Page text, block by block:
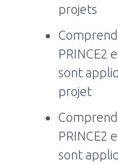
projets
PRINCE2
sont
projet
PRINCE2
sont